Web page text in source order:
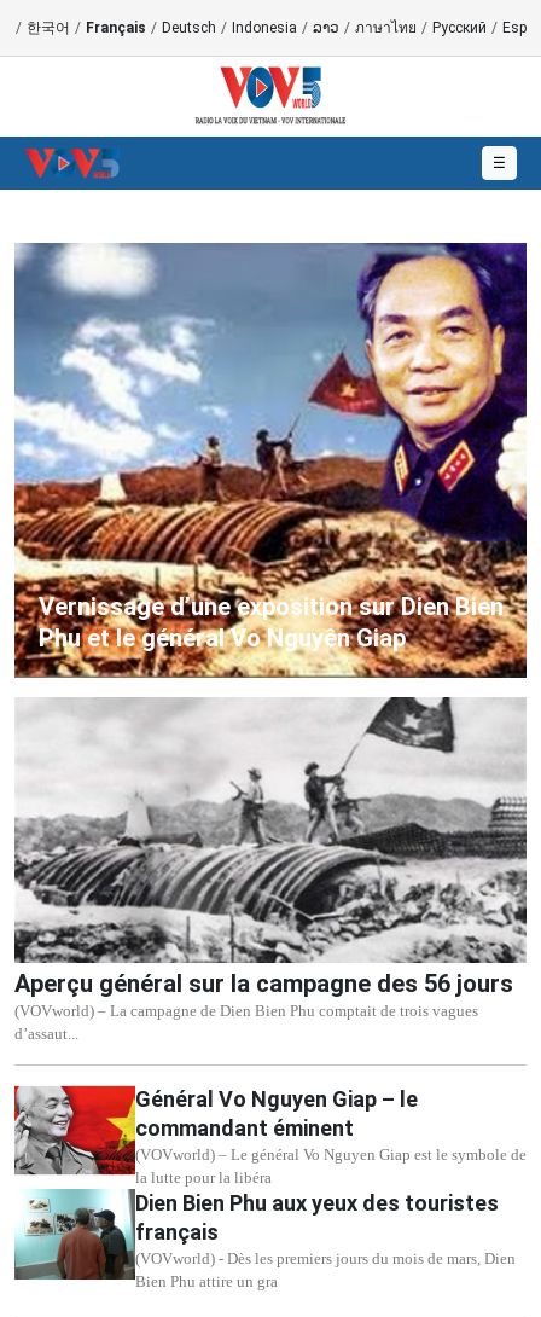
/ 한국어 / Français / Deutsch / Indonesia / ລາວ / ภาษาไทย / Русский /
☰
Vernissage d’une exposition sur Dien Bien
Phu et le général Vo Nguyên Giap
Aperçu général sur la campagne des 56 jours
(VOVworld) – La campagne de Dien Bien Phu comptait de trois vagues
d’assaut...
Général Vo Nguyen Giap – le
commandant éminent
(VOVworld) – Le général Vo Nguyen Giap est le symbole de
la lutte pour la libéra
Dien Bien Phu aux yeux des touristes
français
(VOVworld) - Dès les premiers jours du mois de mars, Dien
Bien Phu attire un gra